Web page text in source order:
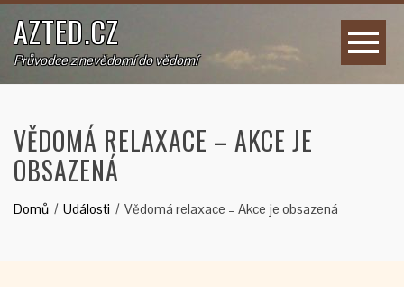
AZTED.CZ
Průvodce z nevědomí do vědomí
VĚDOMÁ RELAXACE – AKCE JE
OBSAZENÁ
Domů Události Vědomá relaxace – Akce je obsazená